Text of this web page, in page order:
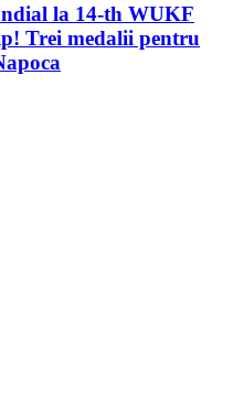
la 14-th WUKF
Trei medalii pentru